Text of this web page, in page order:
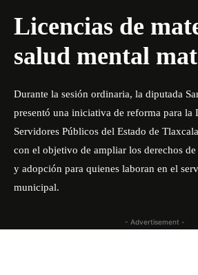
Licencias de
salud mental
Durante la sesión ordinaria, la diputada
presentó una iniciativa de reforma para la
Servidores Públicos del Estado de
con el objetivo de ampliar los derechos
y adopción para quienes laboran en el
municipal.
- Advertisement -